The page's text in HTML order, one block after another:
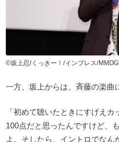
©坂上忍/くっきー！/インプレス/
一方、坂上からは、斉藤の楽曲
「初めて聴いたときにすげえカ
100点だと思ったんですけど、
よ。そしたら、イントロでなん